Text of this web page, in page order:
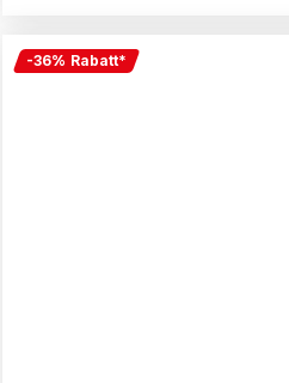
-36% Rabatt*